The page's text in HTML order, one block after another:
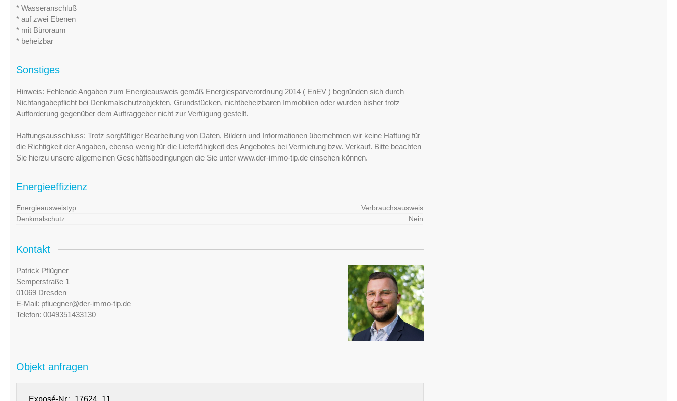
* Wasseranschluß
* auf zwei Ebenen
* mit Büroraum
* beheizbar
Sonstiges
Hinweis: Fehlende Angaben zum Energieausweis gemäß Energiesparverordnung 2014 ( EnEV ) begründen sich durch
Nichtangabepflicht bei Denkmalschutzobjekten, Grundstücken, nichtbeheizbaren Immobilien oder wurden bisher trotz
Aufforderung gegenüber dem Auftraggeber nicht zur Verfügung gestellt.
Haftungsausschluss: Trotz sorgfältiger Bearbeitung von Daten, Bildern und Informationen übernehmen wir keine Haftung für
die Richtigkeit der Angaben, ebenso wenig für die Lieferfähigkeit des Angebotes bei Vermietung bzw. Verkauf. Bitte beachten
Sie hierzu unsere allgemeinen Geschäftsbedingungen die Sie unter www.der-immo-tip.de einsehen können.
Energieeffizienz
Energieausweistyp:
Verbrauchsausweis
Denkmalschutz:
Nein
Kontakt
Patrick Pflügner
Semperstraße 1
01069 Dresden
E-Mail: pfluegner@der-immo-tip.de
Telefon: 0049351433130
Objekt anfragen
Exposé-Nr.: